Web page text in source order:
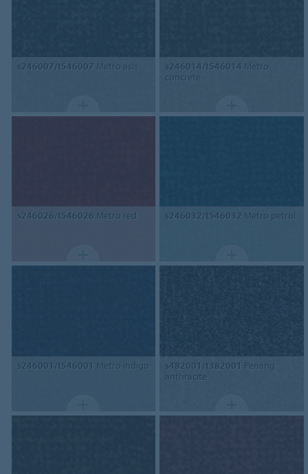
s246007/t546007 Metro ash s246014/t546014 Metro
concrete
s246026/t546026 Metro red s246032/t546032 Metro petrol
s246001/t546001 Metro indigo s482001/t382001 Penang
anthracite